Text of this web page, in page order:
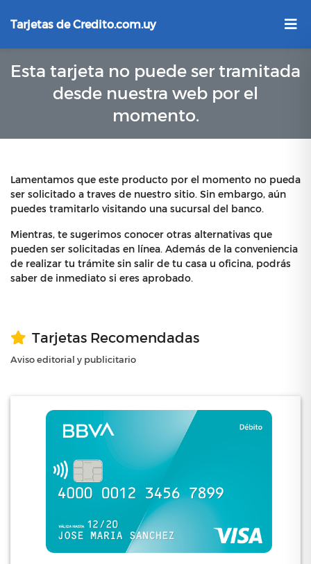
Tarjetas de Credito.com.uy
Esta tarjeta no puede ser tramitada
desde nuestra web por el
momento.
Lamentamos que este producto por el momento no pueda
ser solicitado a traves de nuestro sitio. Sin embargo, aún
puedes tramitarlo visitando una sucursal del banco.
Mientras, te sugerimos conocer otras alternativas que
pueden ser solicitadas en línea. Además de la conveniencia
de realizar tu trámite sin salir de tu casa u oficina, podrás
saber de inmediato si eres aprobado.
Tarjetas Recomendadas
Aviso editorial y publicitario